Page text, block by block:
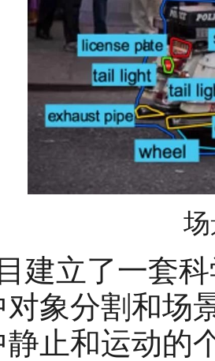
立了一套科
对象分割和场
止和运动的